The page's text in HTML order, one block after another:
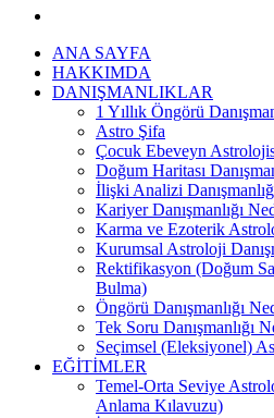
ANA SAYFA
HAKKIMDA
DANIŞMANLIKLAR
1 Yıllık Öngörü
Astro Şifa
Çocuk Ebeveyn
Doğum Haritası
İlişki Analizi
Kariyer Danışmanlığı
Karma ve Ezoterik
Kurumsal Astroloji
Rektifikasyon (Doğum
Bulma)
Öngörü Danışmanlığı
Tek Soru Danışmanlığı
Seçimsel (Eleksiyonel)
EĞİTİMLER
Temel-Orta Seviye
Anlama Kılavuzu)